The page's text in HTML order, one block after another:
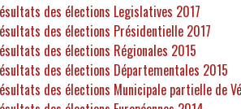
des élections Legislatives 2017
des élections Présidentielle 2017
des élections Régionales 2015
des élections Départementales 2015
des élections Municipale partielle de